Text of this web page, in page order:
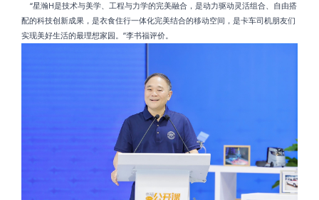
“星瀚H是技术与美学、工程与力学的完美融合，是动力驱动灵活组合、自由搭
配的科技创新成果，是衣食住行一体化完美结合的移动空间，是卡车司机朋友们
实现美好生活的最理想家园。”李书福评价。